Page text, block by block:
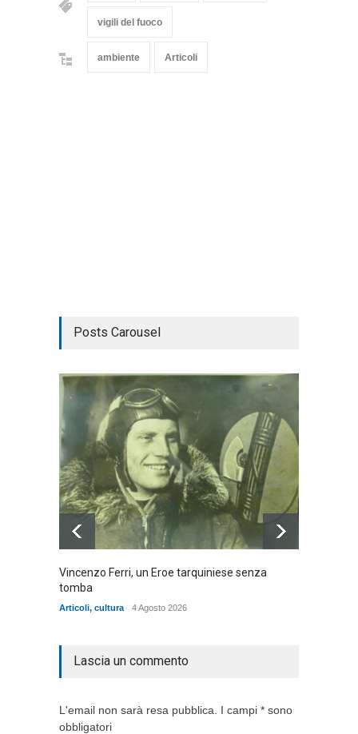
vigili del fuoco
ambiente Articoli
Posts Carousel
Vincenzo Ferri, un Eroe tarquiniese senza
tomba
Articoli, cultura 4 Agosto 2026
Lascia un commento
L'email non sarà resa pubblica. I campi * sono
obbligatori